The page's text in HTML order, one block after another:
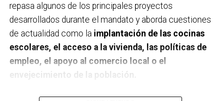
repasa algunos de los principales proyectos
desarrollados durante el mandato y aborda cuestiones
de actualidad como la implantación de las cocinas
escolares, el acceso a la vivienda, las políticas de
empleo, el apoyo al comercio local o el
envejecimiento de la población.
A un año de acabar la legislatura, ¿qué balance